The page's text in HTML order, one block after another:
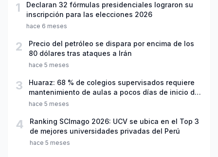
1
Declaran 32 fórmulas presidenciales lograron su
inscripción para las elecciones 2026
hace 6 meses
2
Precio del petróleo se dispara por encima de los
80 dólares tras ataques a Irán
hace 5 meses
3
Huaraz: 68 % de colegios supervisados requiere
mantenimiento de aulas a pocos días de inicio del
año escolar 2026
hace 5 meses
4
Ranking SCImago 2026: UCV se ubica en el Top 3
de mejores universidades privadas del Perú
hace 5 meses